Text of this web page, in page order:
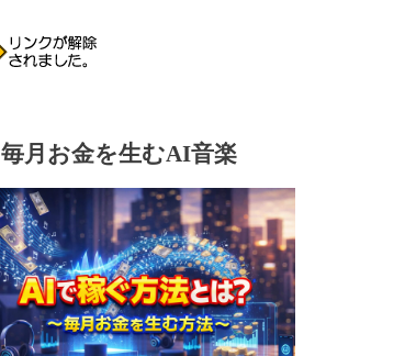
毎月お金を生むAI音楽